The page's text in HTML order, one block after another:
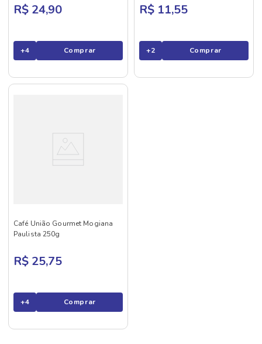
R$ 24,90
+4 Comprar
R$ 11,55
+2 Comprar
Café União Gourmet Mogiana
Paulista 250g
R$ 25,75
+4 Comprar